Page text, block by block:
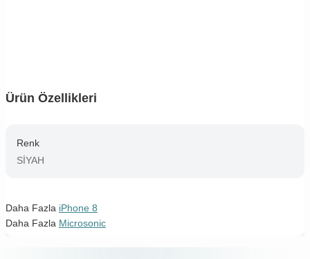
Ürün Özellikleri
Renk
SİYAH
Daha Fazla iPhone 8
Daha Fazla Microsonic